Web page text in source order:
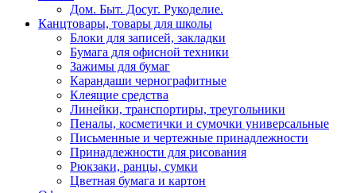
Дом. Быт. Досуг. Рукоделие.
Канцтовары, товары для школы
Блоки для записей, закладки
Бумага для офисной техники
Зажимы для бумаг
Карандаши чернографитные
Клеящие средства
Линейки, транспортиры, треугольники
Пеналы, косметички и сумочки универсальные
Письменные и чертежные принадлежности
Принадлежности для рисования
Рюкзаки, ранцы, сумки
Цветная бумага и картон